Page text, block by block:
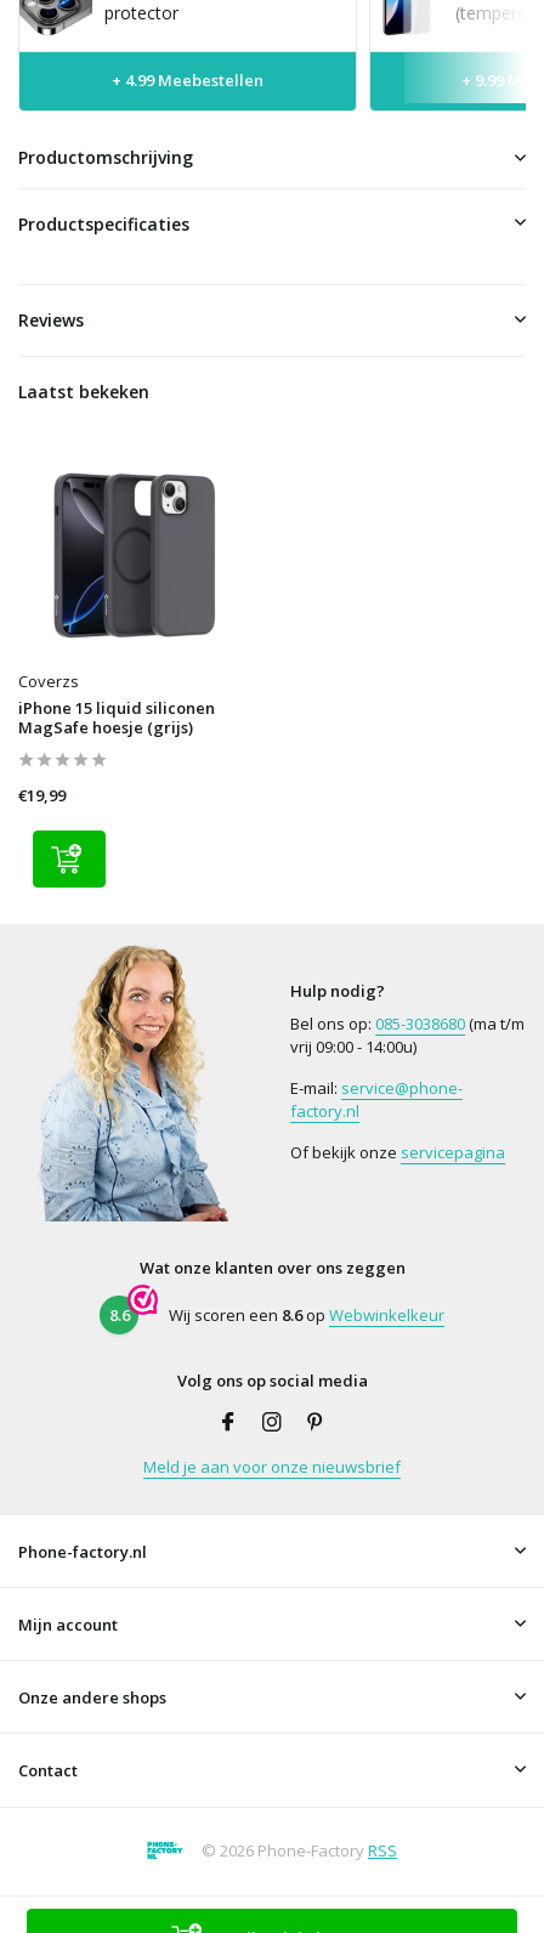
protector
+ 4.99 Meebestellen
(tempered
+ 9.99
Productomschrijving
Productspecificaties
Reviews
Laatst bekeken
Coverzs
iPhone 15 liquid siliconen
MagSafe hoesje (grijs)
€19,99
Hulp nodig?
Bel ons op: 085-3038680(ma t/m
vrij 09:00 - 14:00u)
E-mail: service@phone-
factory.nl
Of bekijk onze servicepagina
Wat onze klanten over ons zeggen
8.6 Wij scoren een 8.6op Webwinkelkeur
Volg ons op social media
Meld je aan voor onze nieuwsbrief
Phone-factory.nl
Mijn account
Onze andere shops
Contact
© 2026 Phone-FactoryRSS